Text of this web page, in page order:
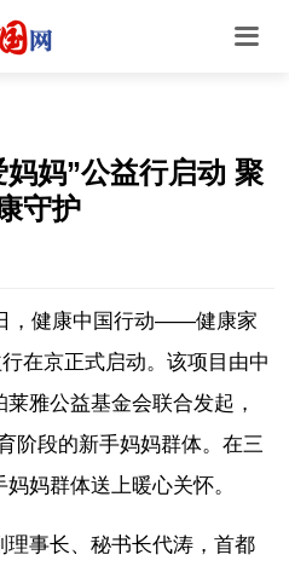
妈”公益行启动 聚
守护
，健康中国行动——健康家
在京正式启动。该项目由中
雅公益基金会联合发起，
阶段的新手妈妈群体。在三
妈群体送上暖心关怀。
理事长、秘书长代涛，首都